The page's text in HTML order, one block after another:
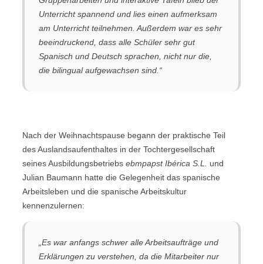
Unterricht spannend und lies einen aufmerksam
am Unterricht teilnehmen. Außerdem war es sehr
beeindruckend, dass alle Schüler sehr gut
Spanisch und Deutsch sprachen, nicht nur die,
die bilingual aufgewachsen sind.“
Nach der Weihnachtspause begann der praktische Teil
des Auslandsaufenthaltes in der Tochtergesellschaft
seines Ausbildungsbetriebs ebmpapst Ibérica S.L. und
Julian Baumann hatte die Gelegenheit das spanische
Arbeitsleben und die spanische Arbeitskultur
kennenzulernen:
„Es war anfangs schwer alle Arbeitsaufträge und
Erklärungen zu verstehen, da die Mitarbeiter nur